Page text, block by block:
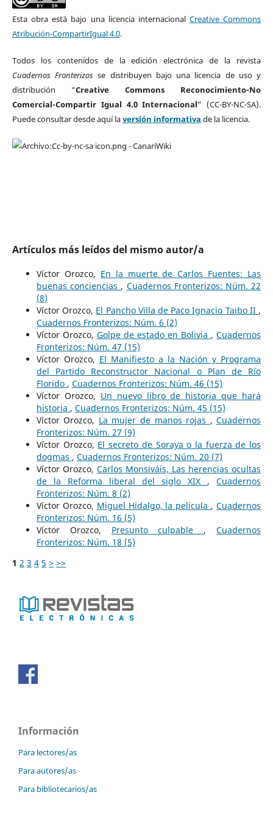
Esta obra está bajo una licencia internacional Creative Commons
Atribución-CompartirIgual 4.0.
Todos los contenidos de la edición electrónica de la revista
Cuadernos Fronterizos se distribuyen bajo una licencia de uso y
distribución “Creative Commons Reconocimiento-No
Comercial-Compartir Igual 4.0 Internacional” (CC-BY-NC-SA).
Puede consultar desde aquí laversión informativa de la licencia.
Artículos más leídos del mismo autor/a
Víctor Orozco, En la muerte de Carlos Fuentes: Las
buenas conciencias , Cuadernos Fronterizos: Núm. 22
(8)
Víctor Orozco, El Pancho Villa de Paco Ignacio Taibo II ,
Cuadernos Fronterizos: Núm. 6 (2)
Víctor Orozco, Golpe de estado en Bolivia ,Cuadernos
Fronterizos: Núm. 47 (15)
Víctor Orozco, El Manifiesto a la Nación y Programa
del Partido Reconstructor Nacional o Plan de Río
Florido , Cuadernos Fronterizos: Núm. 46 (15)
Víctor Orozco, Un nuevo libro de historia que hará
historia , Cuadernos Fronterizos: Núm. 45 (15)
Víctor Orozco, La mujer de manos rojas ,Cuadernos
Fronterizos: Núm. 27 (9)
Víctor Orozco, El secreto de Soraya o la fuerza de los
dogmas , Cuadernos Fronterizos: Núm. 20 (7)
Víctor Orozco, Carlos Monsiváis, Las herencias ocultas
de la Reforma liberal del siglo XIX ,Cuadernos
Fronterizos: Núm. 8 (2)
Víctor Orozco, Miguel Hidalgo, la película ,Cuadernos
Fronterizos: Núm. 16 (5)
Víctor Orozco, Presunto culpable ,Cuadernos
Fronterizos: Núm. 18 (5)
1 2 3 4 5 > >>
Información
Para lectores/as
Para autores/as
Para bibliotecarios/as